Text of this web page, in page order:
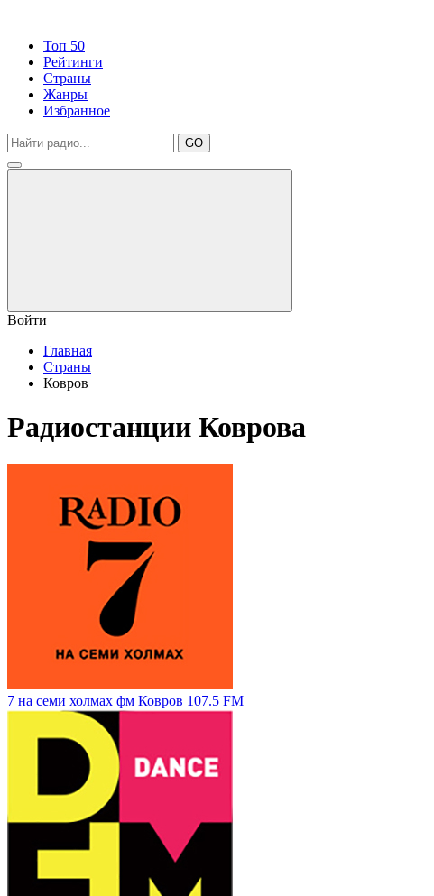
Топ 50
Рейтинги
Страны
Жанры
Избранное
GO
Войти
Главная
Страны
Ковров
Радиостанции Коврова
7 на семи холмах фм Ковров 107.5 FM